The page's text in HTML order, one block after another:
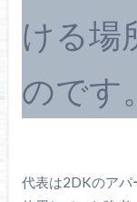
ける場
のです。
代表は2DKのアパ